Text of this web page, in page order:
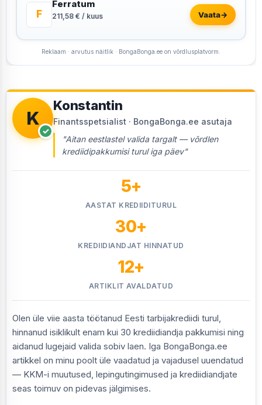
F
Ferratum
211,58 € / kuus Vaata→
Reklaam · arvutus näitlik · BongaBonga.ee on võrdlusplatvorm.
K
✓
Konstantin
Finantsspetsialist · BongaBonga.ee asutaja
"Aitan eestlastel valida targalt — võrdlen
krediidipakkumisi turul iga päev"
5+
AASTAT KREDIIDITURUL
30+
KREDIIDIANDJAT HINNATUD
12+
ARTIKLIT AVALDATUD
Olen üle viie aasta töötanud Eesti tarbijakrediidi turul,
hinnanud isiklikult enam kui 30 krediidiandja pakkumisi ning
aidanud lugejaid valida sobiv laen. Iga BongaBonga.ee
artikkel on minu poolt üle vaadatud ja vajadusel uuendatud
— KKM-i muutused, lepingutingimused ja krediidiandjate
seas toimuv on pidevas jälgimises.